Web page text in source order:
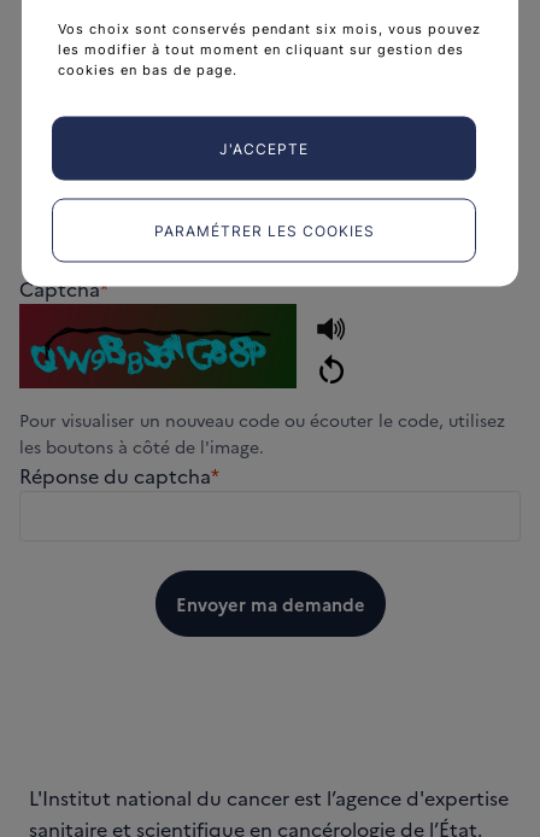
Pour toute information sur la collecte, l'utilisation
matière de protection de vos données vous
pouvez consulter notre "Politique de protection
des données personnelles", accessible à tout
moment dans le pied de page du site.
Captcha*
Pour visualiser un nouveau code ou écouter le code, utilisez
les boutons à côté de l'image.
Réponse du captcha*
Envoyer ma demande
L'Institut national du cancer est l’agence d'expertise
sanitaire et scientifique en cancérologie de l’État.
Vos choix sont conservés pendant six mois, vous pouvez
les modifier à tout moment en cliquant sur gestion des
cookies en bas de page.
J'ACCEPTE
PARAMÉTRER LES COOKIES